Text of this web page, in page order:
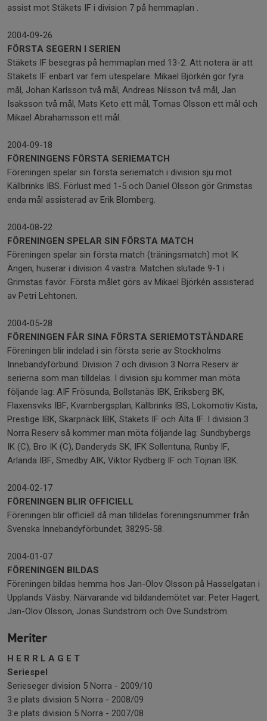
assist mot Stäkets IF i division 7 på hemmaplan .
2004-09-26
FÖRSTA SEGERN I SERIEN
Stäkets IF besegras på hemmaplan med 13-2. Att notera är att
Stäkets IF enbart var fem utespelare. Mikael Björkén gör fyra
mål, Johan Karlsson två mål, Andreas Nilsson två mål, Jan
Isaksson två mål, Mats Keto ett mål, Tomas Olsson ett mål och
Mikael Abrahamsson ett mål.
2004-09-18
FÖRENINGENS FÖRSTA SERIEMATCH
Föreningen spelar sin första seriematch i division sju mot
Källbrinks IBS. Förlust med 1-5 och Daniel Olsson gör Grimstas
enda mål assisterad av Erik Blomberg.
2004-08-22
FÖRENINGEN SPELAR SIN FÖRSTA MATCH
Föreningen spelar sin första match (träningsmatch) mot IK
Ängen, huserar i division 4 västra. Matchen slutade 9-1 i
Grimstas favör. Första målet görs av Mikael Björkén assisterad
av Petri Lehtonen.
2004-05-28
FÖRENINGEN FÅR SINA FÖRSTA SERIEMOTSTÅNDARE
Föreningen blir indelad i sin första serie av Stockholms
Innebandyförbund. Division 7 och division 3 Norra Reserv är
serierna som man tilldelas. I division sju kommer man möta
följande lag: AIF Frösunda, Bollstanäs IBK, Eriksberg BK,
Flaxensviks IBF, Kvarnbergsplan, Källbrinks IBS, Lokomotiv Kista,
Prestige IBK, Skarpnäck IBK, Stäkets IF och Älta IF. I division 3
Norra Reserv så kommer man möta följande lag: Sundbybergs
IK (C), Bro IK (C), Danderyds SK, IFK Sollentuna, Runby IF,
Arlanda IBF, Smedby AIK, Viktor Rydberg IF och Töjnan IBK.
2004-02-17
FÖRENINGEN BLIR OFFICIELL
Föreningen blir officiell då man tilldelas föreningsnummer från
Svenska Innebandyförbundet; 38295-58.
2004-01-07
FÖRENINGEN BILDAS
Föreningen bildas hemma hos Jan-Olov Olsson på Hasselgatan i
Upplands Väsby. Närvarande vid bildandemötet var: Peter Hagert,
Jan-Olov Olsson, Jonas Sundström och Ove Sundström.
Meriter
H E R R L A G E T
Seriespel
Serieseger division 5 Norra - 2009/10
3:e plats division 5 Norra - 2008/09
3:e plats division 5 Norra - 2007/08